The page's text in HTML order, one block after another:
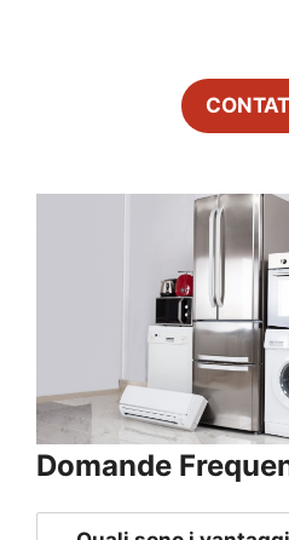
Domande